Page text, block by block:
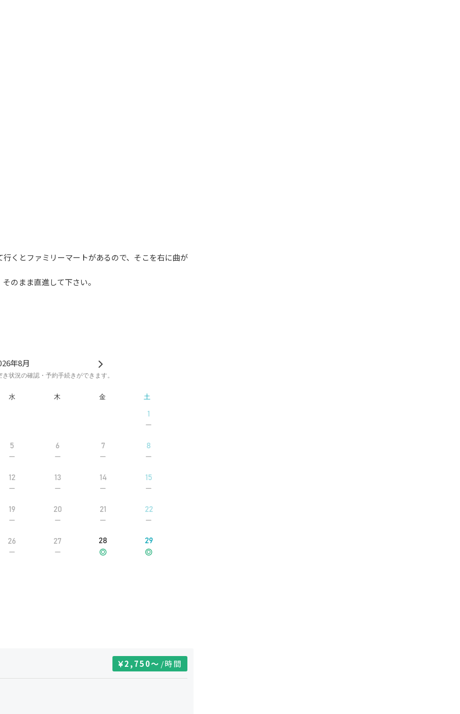
くとファミリーマートがあるので、そこを右に曲が
のまま直進して下さい。
年8月
状況の確認・予約手続きができます。
水 木 金 土
1
5 6 7 8
12 13 14 15
19 20 21 22
26 27 28 29
2,750〜 /時間